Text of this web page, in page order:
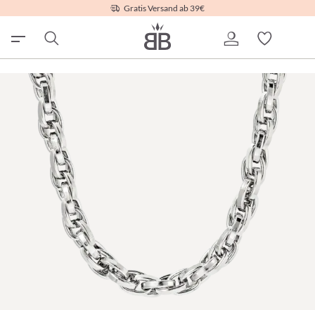
Gratis Versand ab 39€